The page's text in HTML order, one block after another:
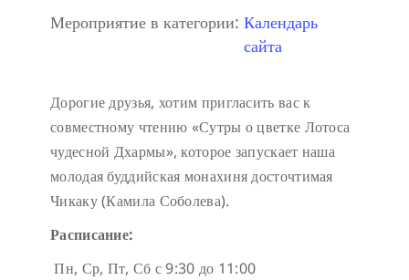
Мероприятие в категории: Календарь
сайта
Дорогие друзья, хотим пригласить вас к
совместному чтению «Сутры о цветке Лотоса
чудесной Дхармы», которое запускает наша
молодая буддийская монахиня досточтимая
Чикаку (Камила Соболева).
Расписание:
Пн, Ср, Пт, Сб с 9:30 до 11:00